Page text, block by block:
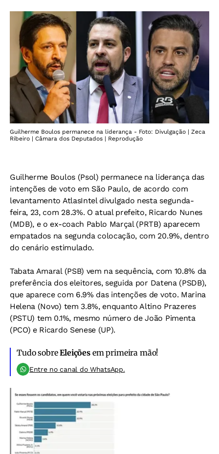
Guilherme Boulos permanece na liderança - Foto: Divulgação | Zeca
Ribeiro | Câmara dos Deputados | Reprodução
Guilherme Boulos (Psol) permanece na liderança das
intenções de voto em São Paulo, de acordo com
levantamento AtlasIntel divulgado nesta segunda-
feira, 23, com 28.3%. O atual prefeito, Ricardo Nunes
(MDB), e o ex-coach Pablo Marçal (PRTB) aparecem
empatados na segunda colocação, com 20.9%, dentro
do cenário estimulado.
Tabata Amaral (PSB) vem na sequência, com 10.8% da
preferência dos eleitores, seguida por Datena (PSDB),
que aparece com 6.9% das intenções de voto. Marina
Helena (Novo) tem 3.8%, enquanto Altino Prazeres
(PSTU) tem 0.1%, mesmo número de João Pimenta
(PCO) e Ricardo Senese (UP).
Tudo sobreEleiçõesem primeira mão!
Entre no canal do WhatsApp.